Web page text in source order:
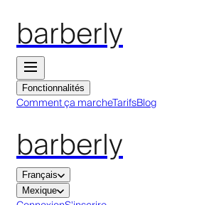
barberly
Fonctionnalités
Comment ça marcheTarifsBlog
barberly
Français
Mexique